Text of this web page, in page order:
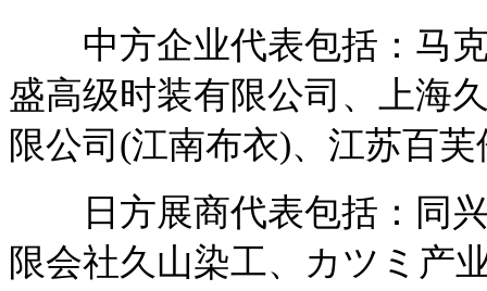
中方企业代表包括：马克
盛高级时装有限公司、上海
限公司(江南布衣)、江苏百
日方展商代表包括：同兴
限会社久山染工、カツミ产